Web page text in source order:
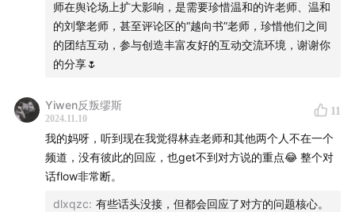
林垚
周轶君
79:25
周轶君
许子东
师在舆论场上扩大影响，是需要珍惜温和的许老师、温和
的刘擎老师，甚至评论区的“越向书”老师，珍惜他们之间
的团结互动，参与创造丰富友好的互动交流环境，谢谢你
的分享🌷
Yiwen反叛缪斯
2024.11.10
11
我的妈呀，听到现在我觉得林垚老师和其他两个人不在一个
频道，没有彼此的回应，也get不到对方说的重点😂 整个对
话flow非常断。
dlxqzc: 有些话头没接，但都会回应了对方的问题核心。